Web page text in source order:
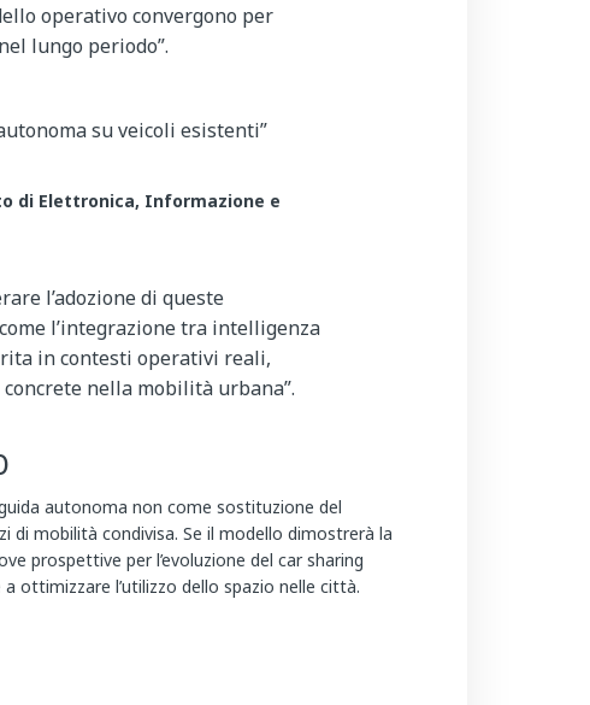
operativo convergono per
lungo periodo”.
su veicoli esistenti”
di Elettronica, Informazione e
l’adozione di queste
l’integrazione tra intelligenza
in contesti operativi reali,
nella mobilità urbana”.
autonoma non come sostituzione del
di mobilità condivisa. Se il modello dimostrerà la
prospettive per l’evoluzione del car sharing
ottimizzare l’utilizzo dello spazio nelle città.